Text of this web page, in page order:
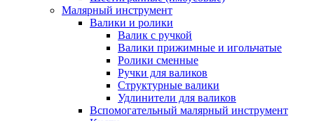
Малярный инструмент
Валики и ролики
Валик с ручкой
Валики прижимные и игольчатые
Ролики сменные
Ручки для валиков
Структурные валики
Удлинители для валиков
Вспомогательный малярный инструмент